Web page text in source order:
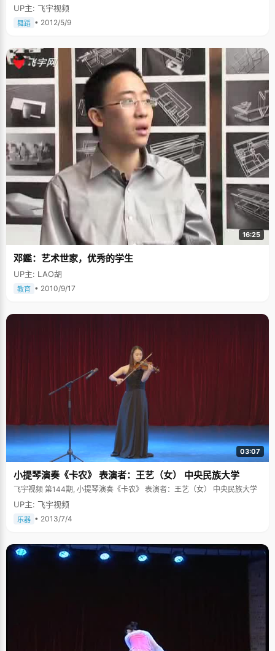
UP主: 飞宇视频
舞蹈 • 2012/5/9
16:25
邓鑑：艺术世家，优秀的学生
UP主: LAO胡
教育 • 2010/9/17
03:07
小提琴演奏《卡农》 表演者：王艺（女） 中央民族大学
飞宇视频 第144期, 小提琴演奏《卡农》 表演者：王艺（女） 中央民族大学
UP主: 飞宇视频
乐器 • 2013/7/4